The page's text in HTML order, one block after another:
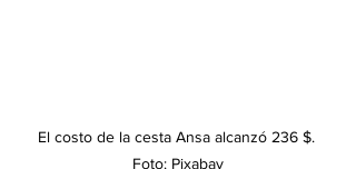
El costo de la cesta Ansa alcanzó 236 $.
Foto: Pixabay